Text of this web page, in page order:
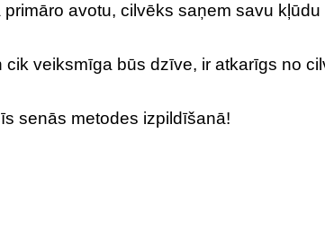
avotu, cilvēks saņem savu
cik veiksmīga būs dzīve, ir atkarīgs no
senās metodes izpildīšanā!